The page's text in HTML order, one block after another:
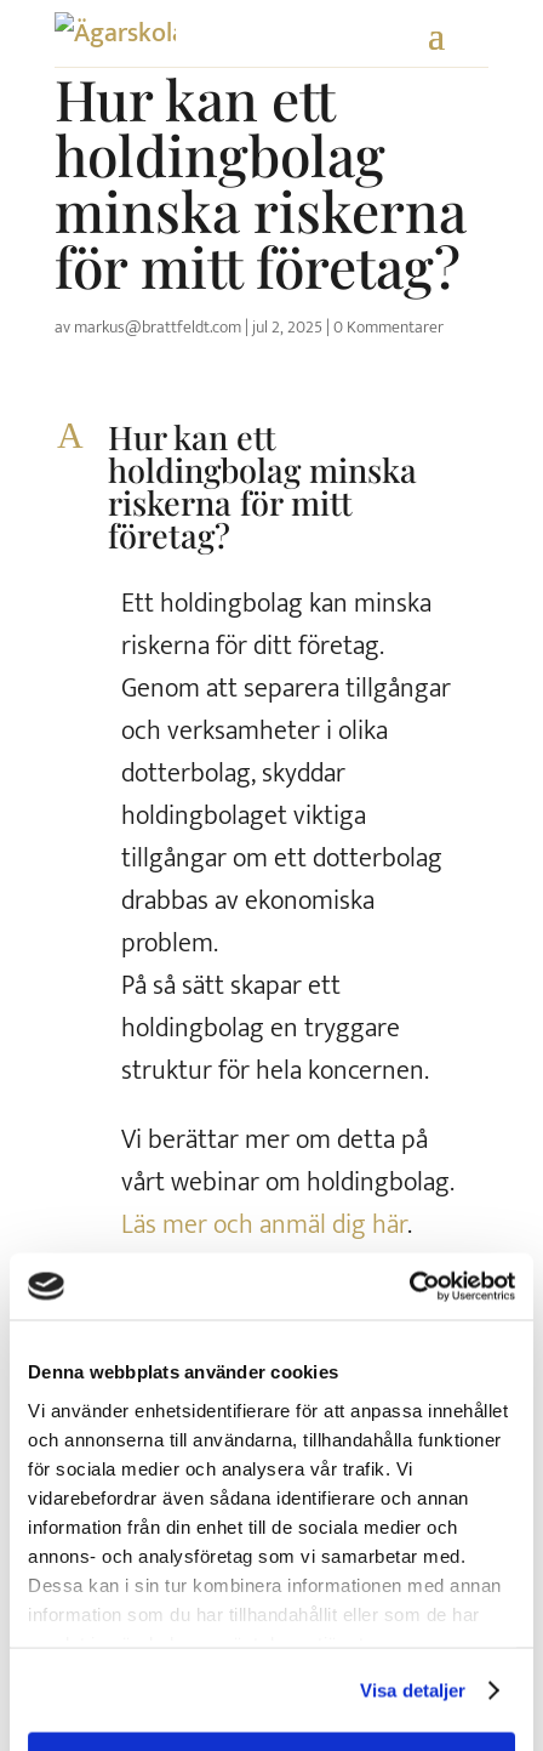
Denna webbplats använder cookies
Vi använder enhetsidentifierare för att anpassa innehållet
och annonserna till användarna, tillhandahålla funktioner
för sociala medier och analysera vår trafik. Vi
vidarebefordrar även sådana identifierare och annan
information från din enhet till de sociala medier och
annons- och analysföretag som vi samarbetar med.
Dessa kan i sin tur kombinera informationen med annan
information som du har tillhandahållit eller som de har
Visa detaljer
Skip
contentHur kan ett
holdingbolag
minska riskerna
för mitt företag?
avmarkus@brattfeldt.com|jul 2, 2025 |0 Kommentarer
A Hur kan ett
holdingbolag minska
riskerna för mitt
företag?
Ett holdingbolag kan minska
riskerna för ditt företag.
Genom att separera tillgångar
och verksamheter i olika
dotterbolag, skyddar
holdingbolaget viktiga
tillgångar om ett dotterbolag
drabbas av ekonomiska
problem.
På så sätt skapar ett
holdingbolag en tryggare
struktur för hela koncernen.
Vi berättar mer om detta på
vårt webinar om holdingbolag.
Läs mer och anmäl dig här.
Skicka kommentar
Din e-postadress kommer inte
publiceras.Obligatoriska fält är märkta
*